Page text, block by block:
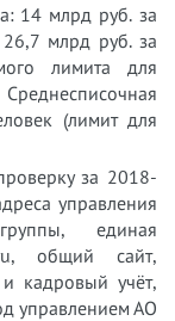
14 млрд руб. за
млрд руб. за
лимита для
(лимит для
за 2018-
управления
единая
общий сайт,
кадровый учёт,
управлением АО